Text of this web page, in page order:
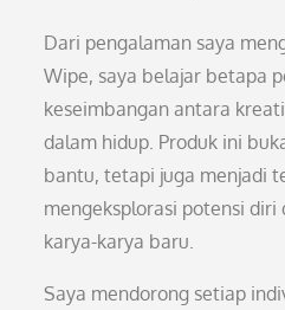
Dari pengalaman saya
Wipe, saya belajar betapa
keseimbangan antara
dalam hidup. Produk ini
bantu, tetapi juga menjadi
mengeksplorasi potensi diri
karya-karya baru.
Saya mendorong setiap